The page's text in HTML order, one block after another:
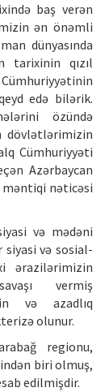
baş verən
ən önəmli
dünyasında
tarixinin qızıl
edə bilərik.
özündə
dövlətlərimizin
Cümhuriyyəti
Azərbaycan
nəticəsi
və mədəni
siyasi və sosial-
ərazilərimizin
vermiş
və azadlıq
olunur.
regionu,
biri olmuş,
edilmişdir.